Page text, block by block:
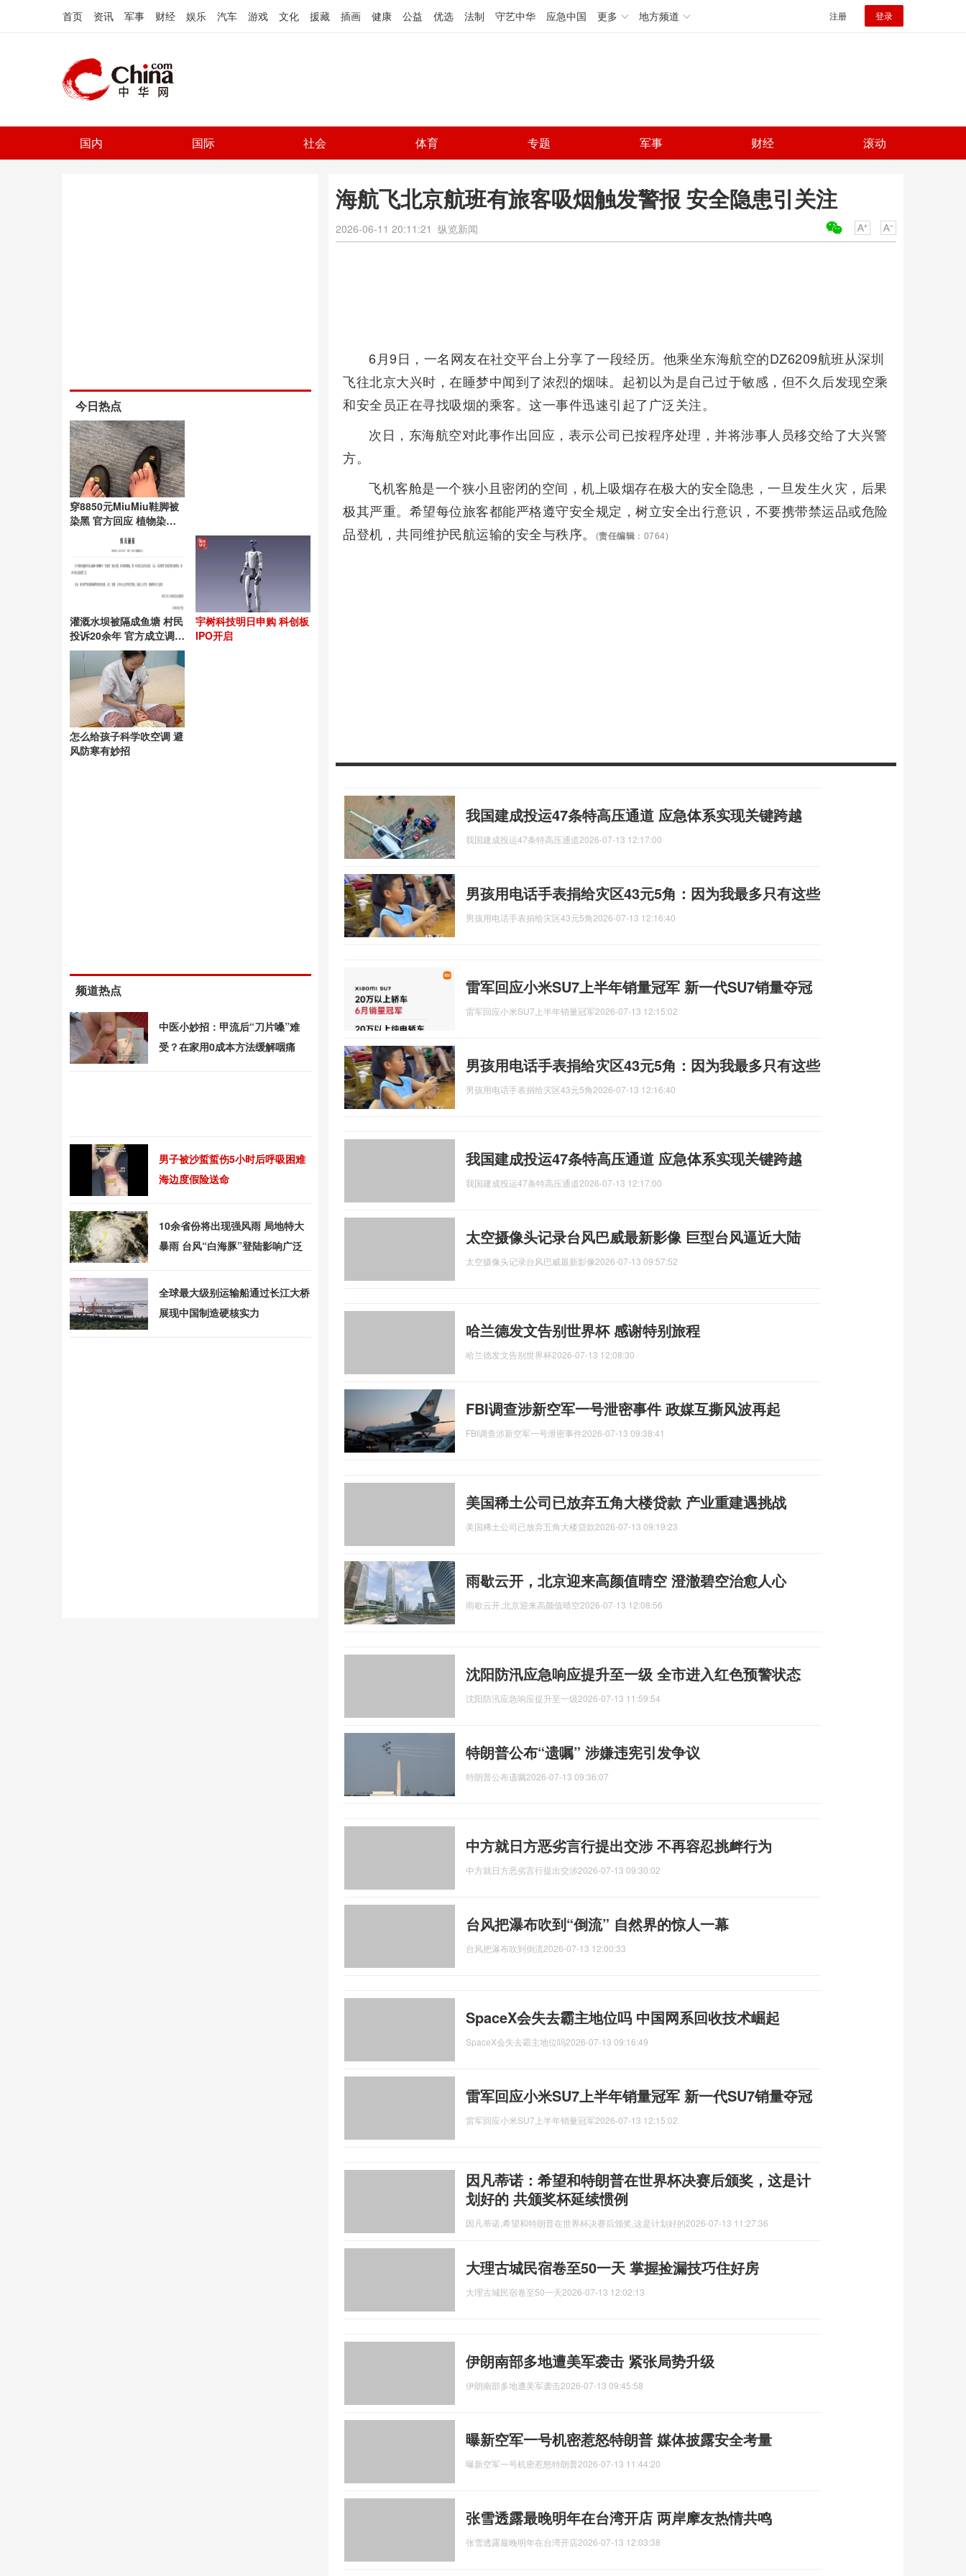
首页 资讯 军事 财经 娱乐 汽车 游戏 文化 援藏 插画 健康 公益 优选 法制 守艺中华 应急中国 更多 地方频道 注册 登录
国内 国际 社会 体育 专题 军事 财经 滚动
海航飞北京航班有旅客吸烟触发警报 安全隐患引关注
2026-06-11 20:11:21 纵览新闻
6月9日，一名网友在社交平台上分享了一段经历。他乘坐东海航空的DZ6209航班从深圳
飞往北京大兴时，在睡梦中闻到了浓烈的烟味。起初以为是自己过于敏感，但不久后发现空乘
和安全员正在寻找吸烟的乘客。这一事件迅速引起了广泛关注。
次日，东海航空对此事作出回应，表示公司已按程序处理，并将涉事人员移交给了大兴警
方。
飞机客舱是一个狭小且密闭的空间，机上吸烟存在极大的安全隐患，一旦发生火灾，后果
极其严重。希望每位旅客都能严格遵守安全规定，树立安全出行意识，不要携带禁运品或危险
品登机，共同维护民航运输的安全与秩序。
(责任编辑 ：0764)
我国建成投运47条特高压通道 应急体系实现关键跨越
我国建成投运47条特高压通道2026-07-13 12:17:00
男孩用电话手表捐给灾区43元5角：因为我最多只有这些
男孩用电话手表捐给灾区43元5角2026-07-13 12:16:40
雷军回应小米SU7上半年销量冠军 新一代SU7销量夺冠
雷军回应小米SU7上半年销量冠军2026-07-13 12:15:02
男孩用电话手表捐给灾区43元5角：因为我最多只有这些
男孩用电话手表捐给灾区43元5角2026-07-13 12:16:40
我国建成投运47条特高压通道 应急体系实现关键跨越
我国建成投运47条特高压通道2026-07-13 12:17:00
太空摄像头记录台风巴威最新影像 巨型台风逼近大陆
太空摄像头记录台风巴威最新影像2026-07-13 09:57:52
哈兰德发文告别世界杯 感谢特别旅程
哈兰德发文告别世界杯2026-07-13 12:08:30
FBI调查涉新空军一号泄密事件 政媒互撕风波再起
FBI调查涉新空军一号泄密事件2026-07-13 09:38:41
美国稀土公司已放弃五角大楼贷款 产业重建遇挑战
美国稀土公司已放弃五角大楼贷款2026-07-13 09:19:23
雨歇云开，北京迎来高颜值晴空 澄澈碧空治愈人心
雨歇云开,北京迎来高颜值晴空2026-07-13 12:08:56
沈阳防汛应急响应提升至一级 全市进入红色预警状态
沈阳防汛应急响应提升至一级2026-07-13 11:59:54
特朗普公布“遗嘱” 涉嫌违宪引发争议
特朗普公布遗嘱2026-07-13 09:36:07
中方就日方恶劣言行提出交涉 不再容忍挑衅行为
中方就日方恶劣言行提出交涉2026-07-13 09:30:02
台风把瀑布吹到“倒流” 自然界的惊人一幕
台风把瀑布吹到倒流2026-07-13 12:00:33
SpaceX会失去霸主地位吗 中国网系回收技术崛起
SpaceX会失去霸主地位吗2026-07-13 09:16:49
雷军回应小米SU7上半年销量冠军 新一代SU7销量夺冠
雷军回应小米SU7上半年销量冠军2026-07-13 12:15:02
因凡蒂诺：希望和特朗普在世界杯决赛后颁奖，这是计
划好的 共颁奖杯延续惯例
因凡蒂诺,希望和特朗普在世界杯决赛后颁奖,这是计划好的2026-07-13 11:27:36
大理古城民宿卷至50一天 掌握捡漏技巧住好房
大理古城民宿卷至50一天2026-07-13 12:02:13
伊朗南部多地遭美军袭击 紧张局势升级
伊朗南部多地遭美军袭击2026-07-13 09:45:58
曝新空军一号机密惹怒特朗普 媒体披露安全考量
曝新空军一号机密惹怒特朗普2026-07-13 11:44:20
张雪透露最晚明年在台湾开店 两岸摩友热情共鸣
张雪透露最晚明年在台湾开店2026-07-13 12:03:38
今日热点
穿8850元MiuMiu鞋脚被
染黑 官方回应 植物染色
灌溉水坝被隔成鱼塘 村民
投诉20余年 官方成立调查
组回应关切
宇树科技明日申购 科创板
IPO开启
怎么给孩子科学吹空调 避
风防寒有妙招
频道热点
中医小妙招：甲流后“刀片嗓”难
受？在家用0成本方法缓解咽痛
男子被沙蜇蜇伤5小时后呼吸困难
海边度假险送命
10余省份将出现强风雨 局地特大
暴雨 台风“白海豚”登陆影响广泛
全球最大级别运输船通过长江大桥
展现中国制造硬核实力